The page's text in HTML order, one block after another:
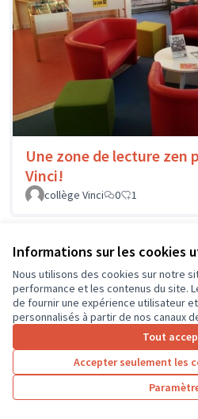
Informations sur les cookies
Nous utilisons des cookies sur notre
performance et les contenus du site.
de fournir une expérience utilisateur
personnalisés à partir de nos canaux
Tout
Accepter seulement les
Une zone de lecture zen
Vinci!
collège Vinci
0 1